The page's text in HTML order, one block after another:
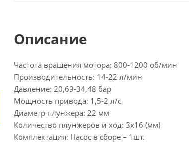
Описание
Частота вращения мотора: 800-1200 об/мин
Производительность: 14-22 л/мин
Давление: 20,69-34,48 бар
Мощность привода: 1,5-2 л/с
Диаметр плунжера: 22 мм
Количество плунжеров и ход: 3х16 (мм)
Комплектация: Насос в сборе – 1шт.